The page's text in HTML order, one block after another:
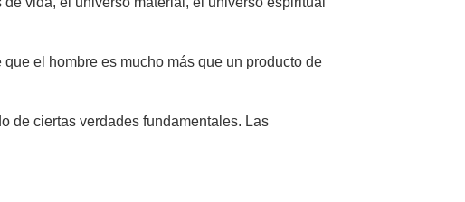
el hombre es mucho más que un producto de
de ciertas verdades fundamentales. Las